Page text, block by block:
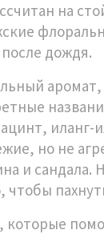
на
после дождя.
но не
и
чтобы